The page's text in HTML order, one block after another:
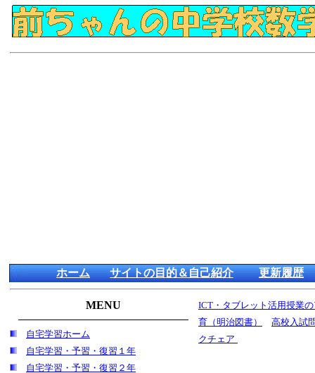
ホーム サイトの目的＆自己紹介 更新履歴
MENU
自宅学習ホーム
自宅学習・予習・復習１年
自宅学習・予習・復習２年
ICT・タブレット活用授業
育（明治図書）
高校入試
クチェア